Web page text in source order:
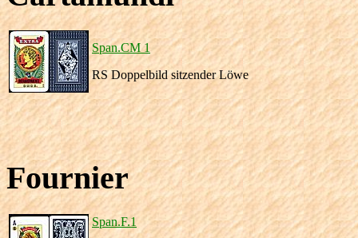
Span.CM 1
RS Doppelbild sitzender Löwe
Fournier
Span.F.1